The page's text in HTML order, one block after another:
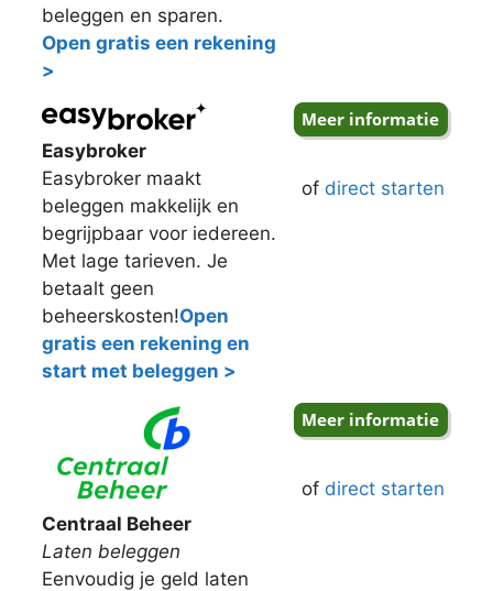
beleggen en sparen.
Open gratis een rekening
>
Easybroker
Easybroker maakt
beleggen makkelijk en
begrijpbaar voor iedereen.
Met lage tarieven. Je
betaalt geen
beheerskosten!Open
gratis een rekening en
start met beleggen >
of direct starten
Centraal Beheer
Laten beleggen
Eenvoudig je geld laten
of direct starten